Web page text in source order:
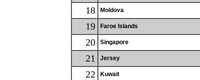
18 Moldova
19 Faroe Islands
20 Singapore
21 Jersey
22 Kuwait